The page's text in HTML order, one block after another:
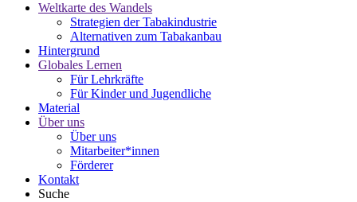
Weltkarte des Wandels
Strategien der Tabakindustrie
Alternativen zum Tabakanbau
Hintergrund
Globales Lernen
Für Lehrkräfte
Für Kinder und Jugendliche
Material
Über uns
Über uns
Mitarbeiter*innen
Förderer
Kontakt
Suche